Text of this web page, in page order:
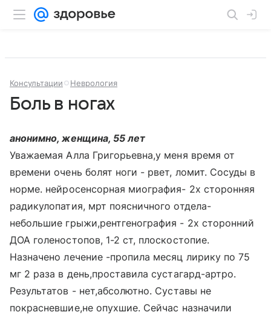
Консультации Неврология
Боль в ногах
анонимно, женщина, 55 лет
Уважаемая Алла Григорьевна,у меня время от
времени очень болят ноги - рвет, ломит. Сосуды в
норме. нейросенсорная миография- 2х сторонняя
радикулопатия, мрт поясничного отдела-
небольшие грыжи,рентгенография - 2х сторонний
ДОА голеностопов, 1-2 ст, плоскостопие.
Назначено лечение -пропила месяц лирику по 75
мг 2 раза в день,проставила сустагард-артро.
Результатов - нет,абсолютно. Суставы не
покрасневшие,не опухшие. Сейчас назначили